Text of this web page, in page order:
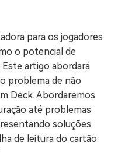
para os jogadores
o potencial de
artigo abordará
problema de não
Deck. Abordaremos
até problemas
soluções
de leitura do cartão